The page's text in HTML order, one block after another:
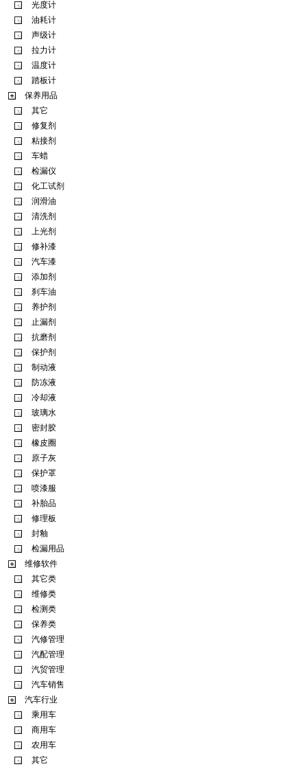
光度计
油耗计
声级计
拉力计
温度计
踏板计
保养用品
其它
修复剂
粘接剂
车蜡
检漏仪
化工试剂
润滑油
清洗剂
上光剂
修补漆
汽车漆
添加剂
刹车油
养护剂
止漏剂
抗磨剂
保护剂
制动液
防冻液
冷却液
玻璃水
密封胶
橡皮圈
原子灰
保护罩
喷漆服
补胎品
修理板
封釉
检漏用品
维修软件
其它类
维修类
检测类
保养类
汽修管理
汽配管理
汽贸管理
汽车销售
汽车行业
乘用车
商用车
农用车
其它